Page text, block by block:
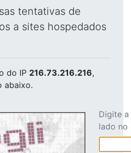
tentativas de
a sites hospedados
do IP 216.73.216.216,
abaixo.
Digite
lado no